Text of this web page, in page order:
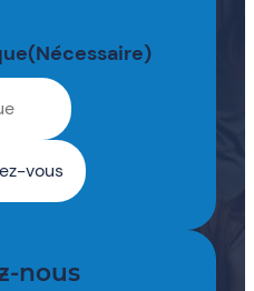
(Nécessaire)
nous